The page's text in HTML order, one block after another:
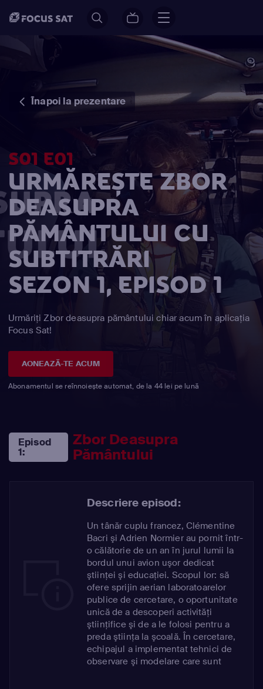
Înapoi la prezentare
S01 E01
URMĂREȘTE ZBOR
DEASUPRA
PĂMÂNTULUI CU
SUBTITRĂRI
SEZON 1, EPISOD 1
Urmăriți Zbor deasupra pământului chiar acum în aplicația
Focus Sat!
AONEAZĂ-TE ACUM
Abonamentul se reînnoiește automat, de la 44 lei pe lună
Episod
1:
Zbor Deasupra
Pământului
Descriere episod:
Un tânăr cuplu francez, Clémentine
Bacri şi Adrien Normier au pornit într-
o călătorie de un an în jurul lumii la
bordul unui avion uşor dedicat
ştiinţei şi educaţiei. Scopul lor: să
ofere sprijin aerian laboratoarelor
publice de cercetare, o oportunitate
unică de a descoperi activităţi
ştiinţifice şi de a le folosi pentru a
preda ştiinţa la şcoală. În cercetare,
echipajul a implementat tehnici de
observare şi modelare care sunt